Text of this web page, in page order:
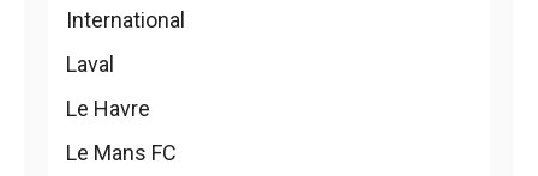
International
Laval
Le Havre
Le Mans FC